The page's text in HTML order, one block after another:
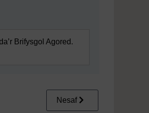
Brifysgol Agored.
Nesaf